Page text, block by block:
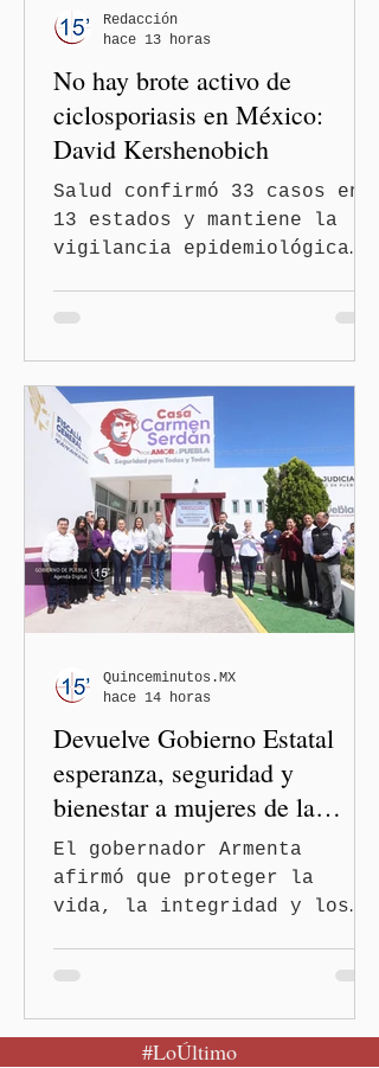
No hay brote activo de
ciclosporiasis en México:
David Kershenobich
Salud confirmó 33 casos en
13 estados y mantiene la
vigilancia epidemiológica
Kershenobich Stalnikowitz,
aseguró que en México no
existe un brote activo de
ciclosporiasis, luego de
los recientes reportes de
casos en Estados Unidos y
de viajeros del Reino Unido
que visitaron territorio
mexicano. A través de un
mensaje difundido en redes
informó que la Secretaría
de Salud activó de mane
Redacción
hace 13 horas
Devuelve Gobierno Estatal
esperanza, seguridad y
bienestar a mujeres de la
periferia urbana
El gobernador Armenta
afirmó que proteger la
vida, la integridad y los
Puebla, Pue.-Cuando una
mujer encuentra un lugar
Quinceminutos.MX
hace 14 horas
#LoÚltimo